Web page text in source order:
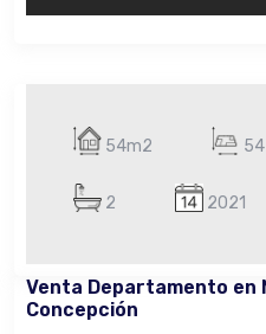
54m2
2 2021
Venta Departamento en
Concepción